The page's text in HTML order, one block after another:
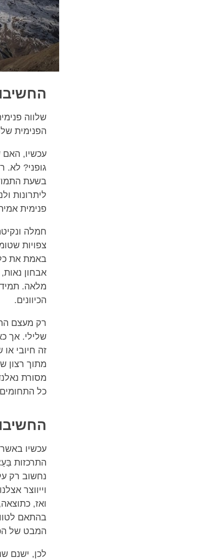
שלווה
הפנימית
עכשיו,
גופני?
בשעת
ליתרונות
פנימית
חמלה
צפויות
באמת את כל
אבחון
מלאה. תמיד
הכיוונים.
רק מעצם
שלילי. אך
זה חיובי
מתוך רצון
מסורת
כל
עכשיו
התרכזות
נחשוב רק
וייווצר
ואז,
בהתאם
המבט של
לכן, ישנם